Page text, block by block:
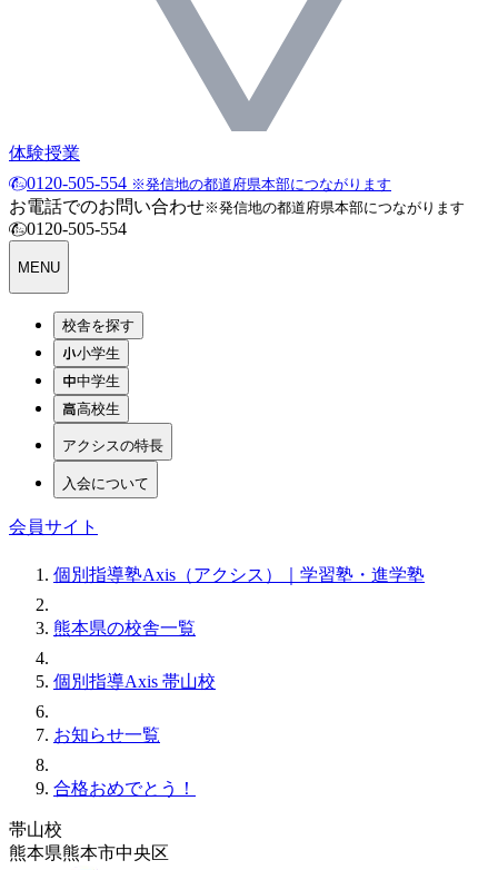
体験授業
0120-505-554 ※発信地の都道府県本部につながります
お電話でのお問い合わせ※発信地の都道府県本部につながります
0120-505-554
MENU
校舎を探す
小学生
中学生
高校生
アクシスの特長
入会について
会員サイト
個別指導塾Axis（アクシス）｜学習塾・進学塾
熊本県の校舎一覧
個別指導Axis 帯山校
お知らせ一覧
合格おめでとう！
帯山校
熊本県熊本市中央区